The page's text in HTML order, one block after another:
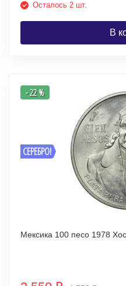
Осталось 2 шт.
В
СЕРЕБРО!
- 22 %